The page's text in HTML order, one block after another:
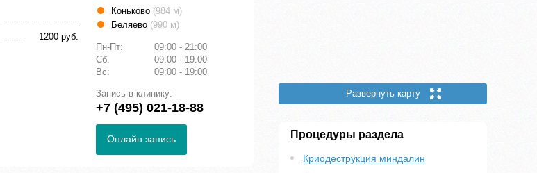
1200 руб.
Коньково (984 м)
Беляево (990 м)
Пн-Пт:
09:00 - 21:00
Сб:
09:00 - 19:00
Вс:
09:00 - 19:00
Запись в клинику:
+7 (495) 021-18-88
Онлайн запись
Развернуть карту
Процедуры раздела
Криодеструкция миндалин